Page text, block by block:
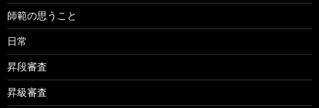
師範の思うこと
日常
昇段審査
昇級審査